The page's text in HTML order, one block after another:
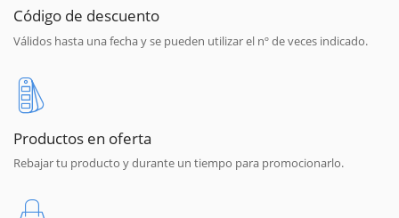
Código de descuento
Válidos hasta una fecha y se pueden utilizar el nº de veces indicado.
Productos en oferta
Rebajar tu producto y durante un tiempo para promocionarlo.